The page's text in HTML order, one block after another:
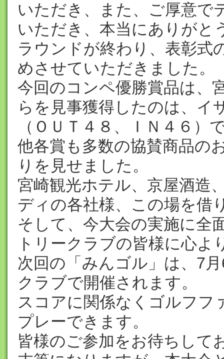
いただき、また、ご厚意で
いただき、本当にありがと
ラウンドが終わり、表彰式
めさせていただきました。
今回のコンペ優勝賞品は、
らを見事獲得したのは、イ
（ＯＵＴ４８、ＩＮ４６
他各賞も多数の協賛商品の
りを見せました。
宮崎観光ホテル、京屋酒造
ディの各社様、この場を借
そして、今大会の実施に全
トリークラブの皆様に心よ
次回の「みんゴル」は、7
クラブで開催されます。
スコアに関係なくゴルフフ
プレーできます。
皆様のご参加をお待ちして